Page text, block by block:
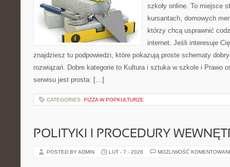
szkoły online. To miejsce
kursantach, domowych
którzy chcą usprawnić
internet. Jeśli interesuje
znajdziesz tu podpowiedzi, które pokazują proste schematy
rozwiązań. Dobre kategorie to Kultura i sztuka w szkole i Prawo
serwisu jest prosta: […]
CATEGORIES: PIZZA W POPKULTURZE
POLITYKI I PROCEDURY
POSTED BY ADMIN LUT - 7 - 2026 MOŻLIWOŚĆ